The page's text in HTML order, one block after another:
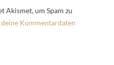
Akismet, um Spam zu
Kommentardaten